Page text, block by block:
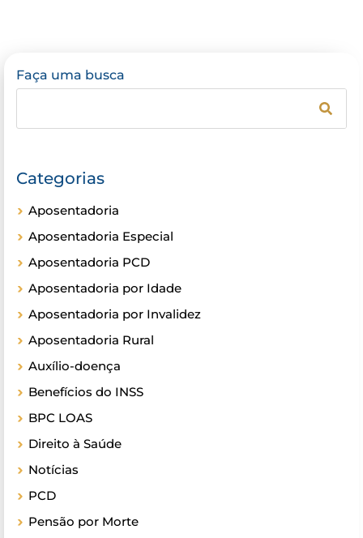
Faça uma busca
Categorias
Aposentadoria
Aposentadoria Especial
Aposentadoria PCD
Aposentadoria por Idade
Aposentadoria por Invalidez
Aposentadoria Rural
Auxílio-doença
Benefícios do INSS
BPC LOAS
Direito à Saúde
Notícias
PCD
Pensão por Morte